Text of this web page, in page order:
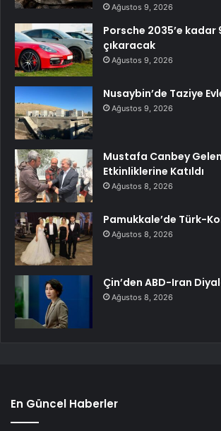
Ağustos 9, 2026
Porsche 2035’e kadar
çıkaracak
Ağustos 9, 2026
Nusaybin’de Taziye
Ağustos 9, 2026
Mustafa Canbey
Etkinliklerine Katıldı
Ağustos 8, 2026
Pamukkale’de Türk-
Ağustos 8, 2026
Çin’den ABD-Iran
Ağustos 8, 2026
En Güncel Haberler